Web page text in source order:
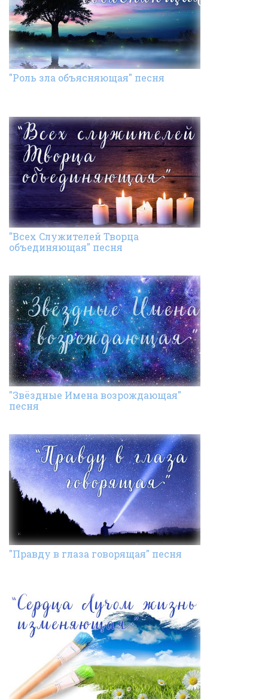
"Роль зла объясняющая" песня
"Всех Cлужителей Творца
объединяющая" песня
"Звёздные Имена возрождающая"
песня
"Правду в глаза говорящая" песня